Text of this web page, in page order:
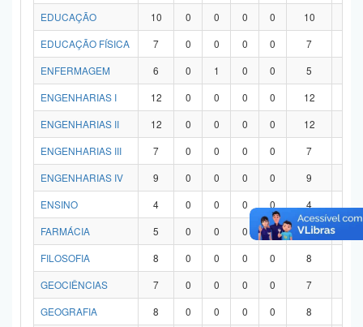
EDUCAÇÃO
10 0 0 0 0 10
EDUCAÇÃO FÍSICA
7 0 0 0 0 7
ENFERMAGEM
6 0 1 0 0 5
ENGENHARIAS I
12 0 0 0 0 12
ENGENHARIAS II
12 0 0 0 0 12
ENGENHARIAS III
7 0 0 0 0 7
ENGENHARIAS IV
9 0 0 0 0 9
ENSINO
4 0 0 0 0 4
FARMÁCIA
5 0 0 0 0 5
FILOSOFIA
8 0 0 0 0 8
GEOCIÊNCIAS
7 0 0 0 0 7
GEOGRAFIA
8 0 0 0 0 8